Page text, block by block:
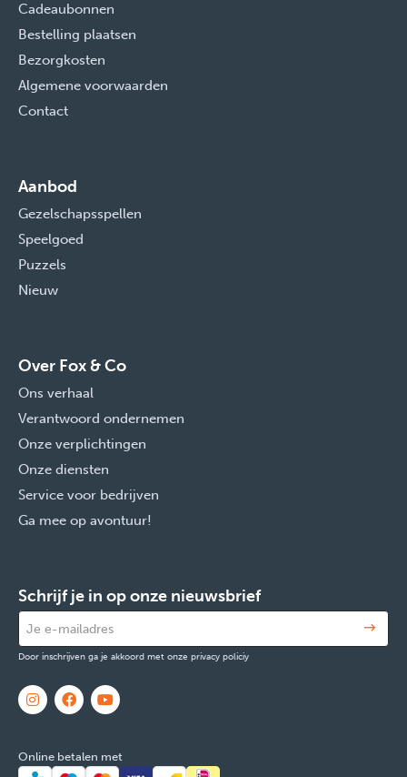
Cadeaubonnen
Bestelling plaatsen
Bezorgkosten
Algemene voorwaarden
Contact
Aanbod
Gezelschapsspellen
Speelgoed
Puzzels
Nieuw
Over Fox & Co
Ons verhaal
Verantwoord ondernemen
Onze verplichtingen
Onze diensten
Service voor bedrijven
Ga mee op avontuur!
Schrijf je in op onze nieuwsbrief
Door inschrijven ga je akkoord met onze privacy policiy
Online betalen met